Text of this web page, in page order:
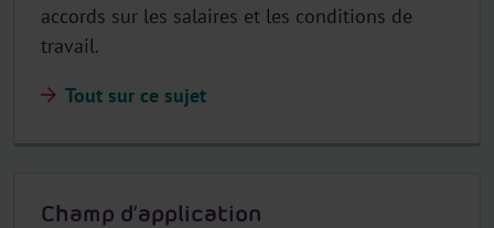
accords sur les salaires et les conditions de
travail.
Tout sur ce sujet
Champ d’application